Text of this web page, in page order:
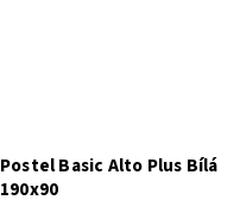
Postel Basic Alto Plus Bílá
190x90